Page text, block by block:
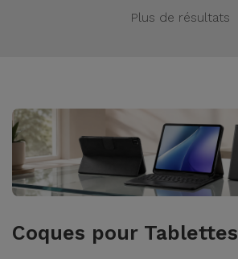
Plus de résultats
Coques pour Tablettes